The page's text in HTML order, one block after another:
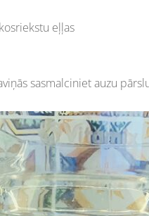
eļļas
sasmalciniet auzu